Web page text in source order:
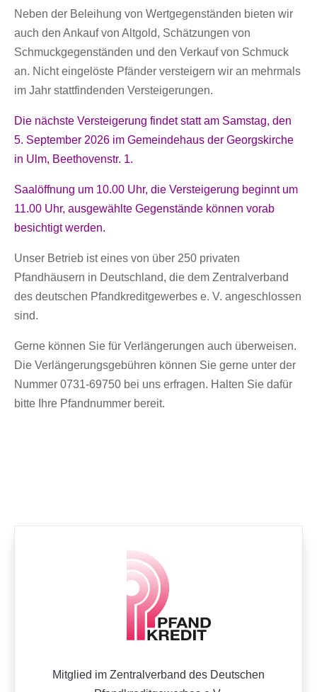
Neben der Beleihung von Wertgegenständen bieten wir
auch den Ankauf von Altgold, Schätzungen von
Schmuckgegenständen und den Verkauf von Schmuck
an. Nicht eingelöste Pfänder versteigern wir an mehrmals
im Jahr stattfindenden Versteigerungen.
Die nächste Versteigerung findet statt am Samstag, den
5. September 2026 im Gemeindehaus der Georgskirche
in Ulm, Beethovenstr. 1.
Saalöffnung um 10.00 Uhr, die Versteigerung beginnt um
11.00 Uhr, ausgewählte Gegenstände können vorab
besichtigt werden.
Unser Betrieb ist eines von über 250 privaten
Pfandhäusern in Deutschland, die dem Zentralverband
des deutschen Pfandkreditgewerbes e. V. angeschlossen
sind.
Gerne können Sie für Verlängerungen auch überweisen.
Die Verlängerungsgebühren können Sie gerne unter der
Nummer 0731-69750 bei uns erfragen. Halten Sie dafür
bitte Ihre Pfandnummer bereit.
Mitglied im Zentralverband des Deutschen